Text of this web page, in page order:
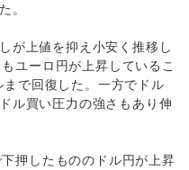
。
が上値を抑え小安く推移し
ユーロ円が上昇しているこ
で回復した。一方でドル
ル買い圧力の強さもあり伸
押したもののドル円が上昇